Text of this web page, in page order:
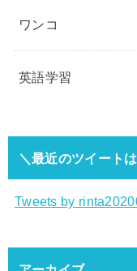
ワンコ
英語学習
＼最近のツイート
Tweets by